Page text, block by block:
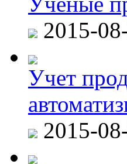
2015-
Учет
2015-